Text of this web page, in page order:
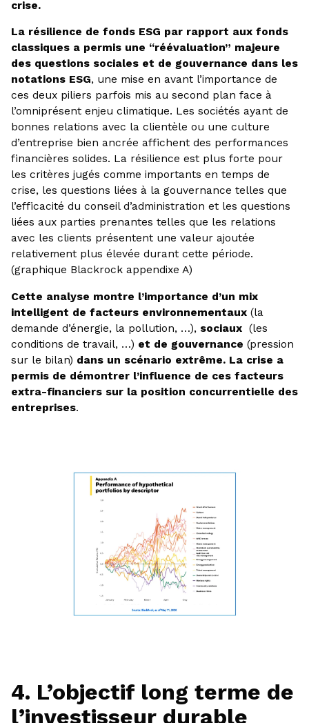
crise.
La résilience de fonds ESG par rapport aux fonds
classiques a permis une “réévaluation” majeure
des questions sociales et de gouvernance dans les
notations ESG, une mise en avant l’importance de
ces deux piliers parfois mis au second plan face à
l’omniprésent enjeu climatique. Les sociétés ayant de
bonnes relations avec la clientèle ou une culture
d’entreprise bien ancrée affichent des performances
financières solides. La résilience est plus forte pour
les critères jugés comme importants en temps de
crise, les questions liées à la gouvernance telles que
l’efficacité du conseil d’administration et les questions
liées aux parties prenantes telles que les relations
avec les clients présentent une valeur ajoutée
relativement plus élevée durant cette période.
(graphique Blackrock appendixe A)
Cette analyse montre l’importance d’un mix
intelligent de facteurs environnementaux(la
demande d’énergie, la pollution, …), sociaux(les
conditions de travail, …) et de gouvernance (pression
sur le bilan) dans un scénario extrême. La crise a
permis de démontrer l’influence de ces facteurs
extra-financiers sur la position concurrentielle des
entreprises.
4. L’objectif long terme de
l’investisseur durable